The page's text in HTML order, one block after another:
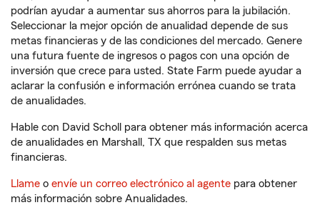
podrían ayudar a aumentar sus ahorros para la jubilación.
Seleccionar la mejor opción de anualidad depende de sus
metas financieras y de las condiciones del mercado. Genere
una futura fuente de ingresos o pagos con una opción de
inversión que crece para usted. State Farm puede ayudar a
aclarar la confusión e información errónea cuando se trata
de anualidades.
Hable con David Scholl para obtener más información acerca
de anualidades en Marshall, TX que respalden sus metas
financieras.
Llame o envíe un correo electrónico al agente para obtener
más información sobre Anualidades.